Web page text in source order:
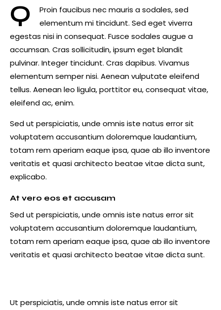
Q
Proin faucibus nec mauris a sodales, sed
elementum mi tincidunt. Sed eget viverra
egestas nisi in consequat. Fusce sodales augue a
accumsan. Cras sollicitudin, ipsum eget blandit
pulvinar. Integer tincidunt. Cras dapibus. Vivamus
elementum semper nisi. Aenean vulputate eleifend
tellus. Aenean leo ligula, porttitor eu, consequat vitae,
eleifend ac, enim.
Sed ut perspiciatis, unde omnis iste natus error sit
voluptatem accusantium doloremque laudantium,
totam rem aperiam eaque ipsa, quae ab illo inventore
veritatis et quasi architecto beatae vitae dicta sunt,
explicabo.
At vero eos et accusam
Sed ut perspiciatis, unde omnis iste natus error sit
voluptatem accusantium doloremque laudantium,
totam rem aperiam eaque ipsa, quae ab illo inventore
veritatis et quasi architecto beatae vitae dicta sunt.
Ut perspiciatis, unde omnis iste natus error sit